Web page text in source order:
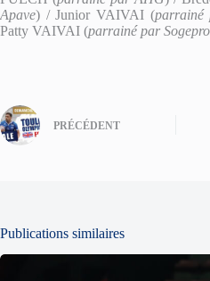
Apave) / Junior VAIVAI (parrainé
Patty VAIVAI (parrainé par
PRÉCÉDENT
Publications similaires